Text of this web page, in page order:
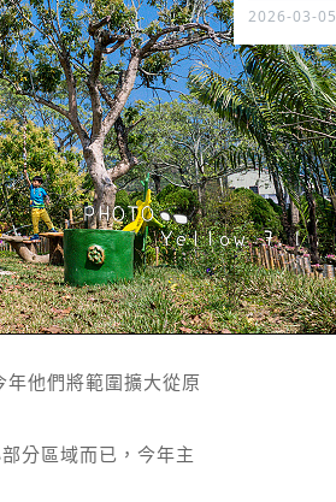
他們將範圍擴大從原
分區域而已，今年主
2026-03-05